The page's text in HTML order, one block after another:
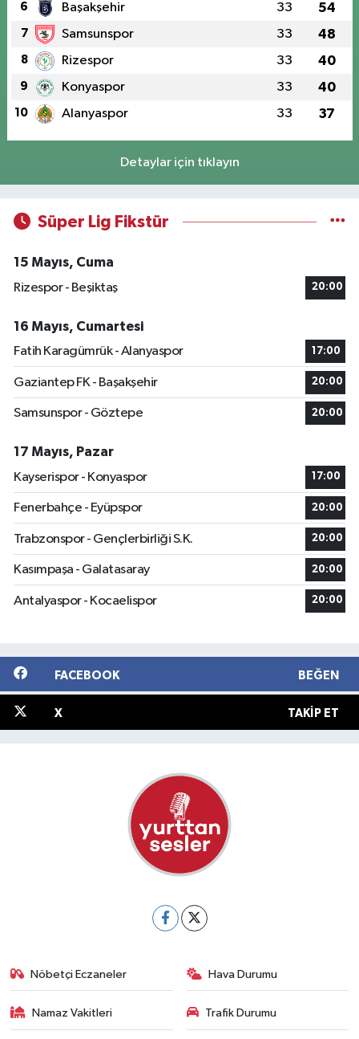
6 Başakşehir 33 54
7 Samsunspor 33 48
8 Rizespor 33 40
9 Konyaspor 33 40
10 Alanyaspor 33 37
Detaylar için tıklayın
Süper Lig Fikstür
15 Mayıs, Cuma
Rizespor - Beşiktaş
20:00
16 Mayıs, Cumartesi
Fatih Karagümrük - Alanyaspor
17:00
Gaziantep FK - Başakşehir 20:00
Samsunspor - Göztepe 20:00
17 Mayıs, Pazar
Kayserispor - Konyaspor
17:00
Fenerbahçe - Eyüpspor 20:00
Trabzonspor - Gençlerbirliği S.K. 20:00
Kasımpaşa - Galatasaray 20:00
Antalyaspor - Kocaelispor 20:00
FACEBOOK BEĞEN
X TAKIP ET
Nöbetçi Eczaneler Hava Durumu
Namaz Vakitleri Trafik Durumu